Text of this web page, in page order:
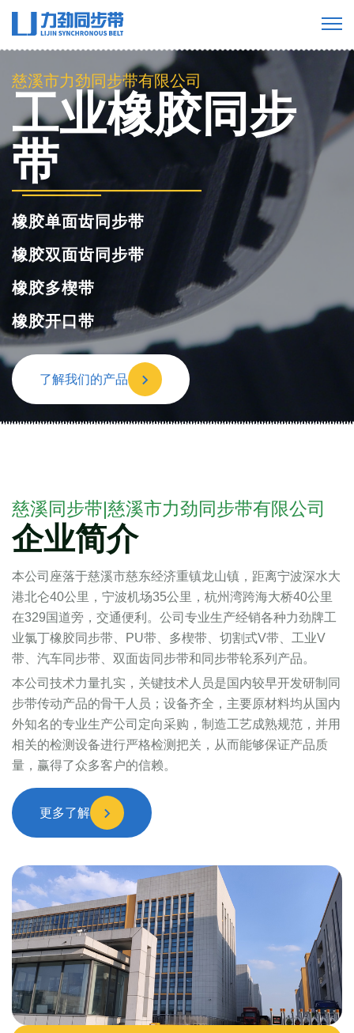
慈溪市力劲同步带有限公司
工业橡胶同步
带
橡胶单面齿同步带
橡胶双面齿同步带
橡胶多楔带
橡胶开口带
了解我们的产品
慈溪同步带|慈溪市力劲同步带有限公司
企业简介
本公司座落于慈溪市慈东经济重镇龙山镇，距离宁波深水大
港北仑40公里，宁波机场35公里，杭州湾跨海大桥40公里
在329国道旁，交通便利。公司专业生产经销各种力劲牌工
业氯丁橡胶同步带、PU带、多楔带、切割式V带、工业V
带、汽车同步带、双面齿同步带和同步带轮系列产品。
本公司技术力量扎实，关键技术人员是国内较早开发研制同
步带传动产品的骨干人员；设备齐全，主要原材料均从国内
外知名的专业生产公司定向采购，制造工艺成熟规范，并用
相关的检测设备进行严格检测把关，从而能够保证产品质
量，赢得了众多客户的信赖。
更多了解